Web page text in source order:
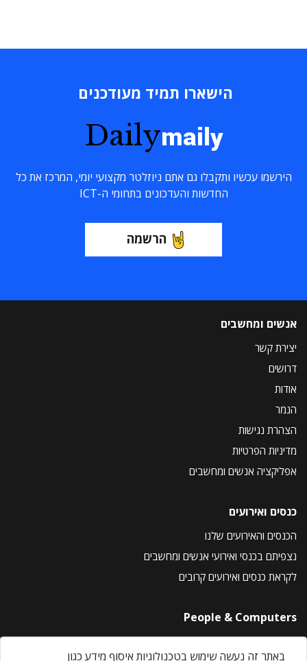
הישארו תמיד מעודכנים
Dailymaily
הירשמו עכשיו ותקבלו גם אתם ניוזלטר מקצועי יומי, המרכז את כל
החדשות והעדכונים בתחומי ה-ICT
הרשמה
אנשים ומחשבים
יצירת קשר
דרושים
אודות
הנמר
הצהרת נגישות
מדיניות הפרטיות
אפליקציה אנשים ומחשבים
כנסים ואירועים
הכנסים והאירועים שלנו
נצפיתם בכנסי ואירועי אנשים ומחשבים
לקראת כנסים ואירועים קרובים
People & Computers
About Us
באתר זה נעשה שימוש בטכנולוגיות איסוף מידע כגון